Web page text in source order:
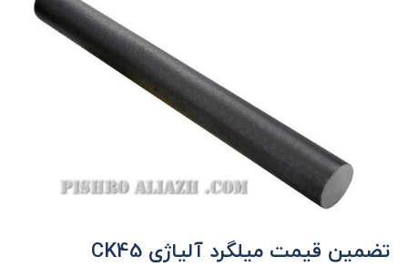
تضمین قیمت میلگرد آلیاژی CK45